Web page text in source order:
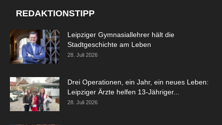
REDAKTIONSTIPP
Leipziger Gymnasiallehrer hält die
Stadtgeschichte am Leben
28. Juli 2026
Drei Operationen, ein Jahr, ein neues Leben:
Leipziger Ärzte helfen 13-Jähriger...
28. Juli 2026